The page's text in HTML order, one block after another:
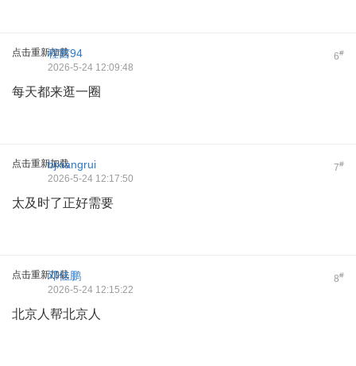
点击重新加载 6#
程茜94
2026-5-24 12:09:48
每天都来逛一圈
点击重新加载 7#
bjxiangrui
2026-5-24 12:17:50
太及时了正好需要
点击重新加载 8#
邓佳鹏
2026-5-24 12:15:22
北京人帮北京人